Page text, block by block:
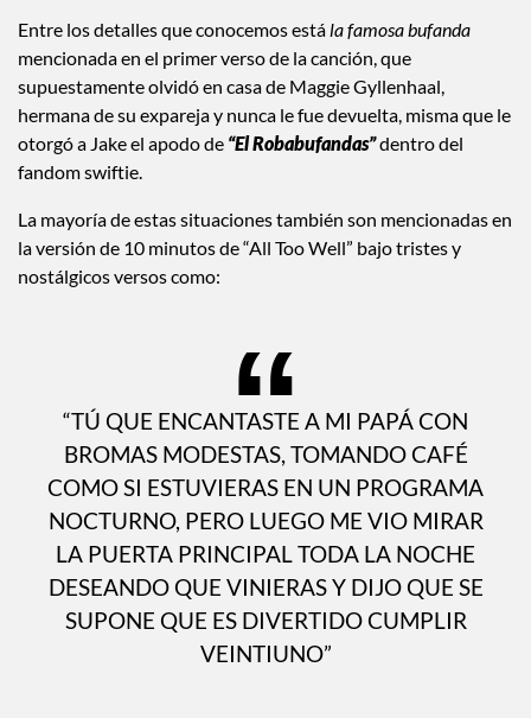
Entre los detalles que conocemos estála famosa bufanda
mencionada en el primer verso de la canción, que
supuestamente olvidó en casa de Maggie Gyllenhaal,
hermana de su expareja y nunca le fue devuelta, misma que le
otorgó a Jake el apodo de “El Robabufandas”dentro del
fandom swiftie.
La mayoría de estas situaciones también son mencionadas en
la versión de 10 minutos de “All Too Well” bajo tristes y
nostálgicos versos como:
“TÚ QUE ENCANTASTE A MI PAPÁ CON
BROMAS MODESTAS, TOMANDO CAFÉ
COMO SI ESTUVIERAS EN UN PROGRAMA
NOCTURNO, PERO LUEGO ME VIO MIRAR
LA PUERTA PRINCIPAL TODA LA NOCHE
DESEANDO QUE VINIERAS Y DIJO QUE SE
SUPONE QUE ES DIVERTIDO CUMPLIR
VEINTIUNO”